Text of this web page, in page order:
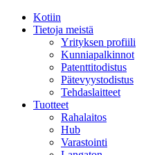
Kotiin
Tietoja meistä
Yrityksen profiili
Kunniapalkinnot
Patenttitodistus
Pätevyystodistus
Tehdaslaitteet
Tuotteet
Rahalaitos
Hub
Varastointi